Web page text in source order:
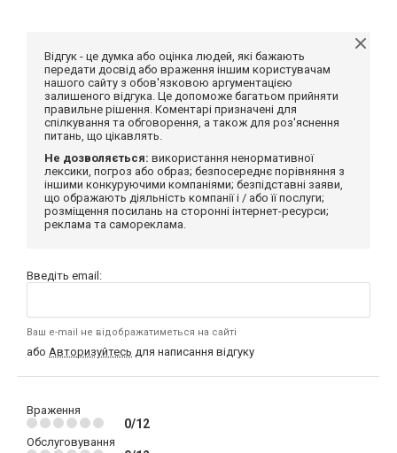
Відгук - це думка або оцінка людей, які бажають
передати досвід або враження іншим користувачам
нашого сайту з обов'язковою аргументацією
залишеного відгука. Це допоможе багатьом прийняти
правильне рішення. Коментарі призначені для
спілкування та обговорення, а також для роз'яснення
питань, що цікавлять.
Не дозволяється: використання ненормативної
лексики, погроз або образ; безпосереднє порівняння з
іншими конкуруючими компаніями; безпідставні заяви,
що ображають діяльність компанії і / або її послуги;
розміщення посилань на сторонні інтернет-ресурси;
реклама та самореклама.
Введіть email:
Ваш e-mail не відображатиметься на сайті
або Авторизуйтесь для написання відгуку
Враження
0/12
Обслуговування